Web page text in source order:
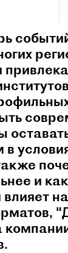
и как
на